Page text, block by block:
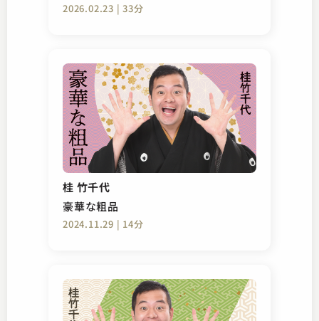
2026.02.23 | 33分
桂 竹千代
豪華な粗品
2024.11.29 | 14分